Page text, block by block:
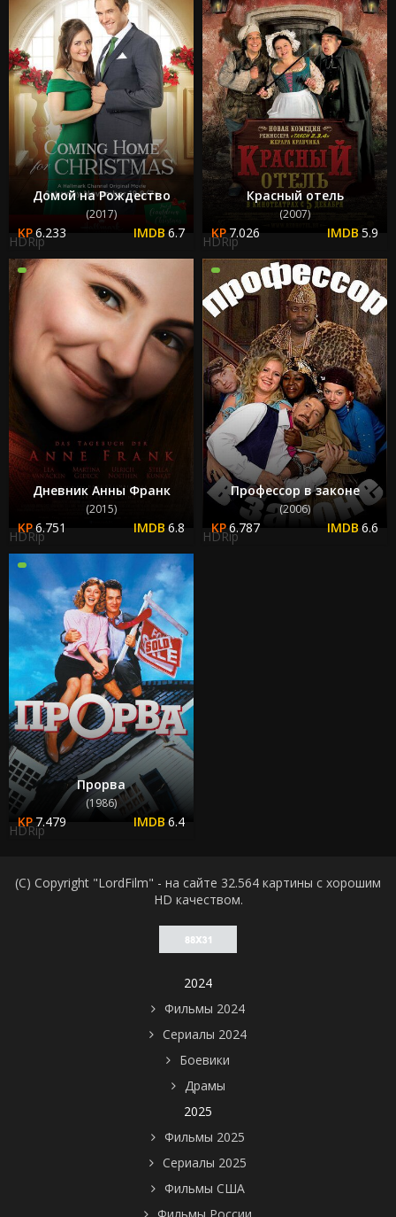
Домой на Рождество
(2017)
6.233 6.7
HDRip
Красный отель
(2007)
7.026 5.9
HDRip
Дневник Анны Франк
(2015)
6.751 6.8
HDRip
Профессор в законе
(2006)
6.787 6.6
HDRip
Прорва
(1986)
7.479 6.4
HDRip
(C) Copyright "LordFilm" - на сайте 32.564 картины с хорошим
HD качеством.
2024
Фильмы 2024
Сериалы 2024
Боевики
Драмы
2025
Фильмы 2025
Сериалы 2025
Фильмы США
Фильмы России